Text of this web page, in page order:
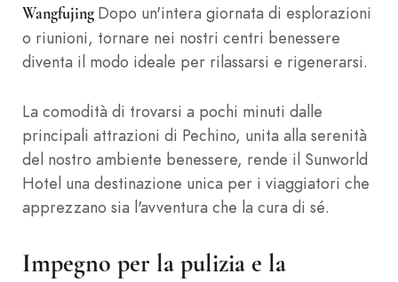
Wangfujing Dopo un'intera giornata di esplorazioni
o riunioni, tornare nei nostri centri benessere
diventa il modo ideale per rilassarsi e rigenerarsi.
La comodità di trovarsi a pochi minuti dalle
principali attrazioni di Pechino, unita alla serenità
del nostro ambiente benessere, rende il Sunworld
Hotel una destinazione unica per i viaggiatori che
apprezzano sia l'avventura che la cura di sé.
Impegno per la pulizia e la